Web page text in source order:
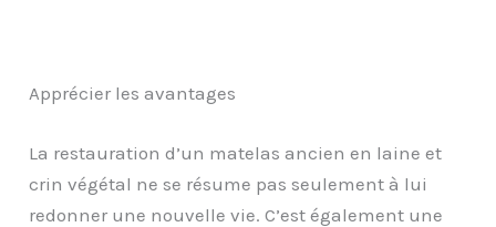
Apprécier les avantages
La restauration d’un matelas ancien en laine et
crin végétal ne se résume pas seulement à lui
redonner une nouvelle vie. C’est également une